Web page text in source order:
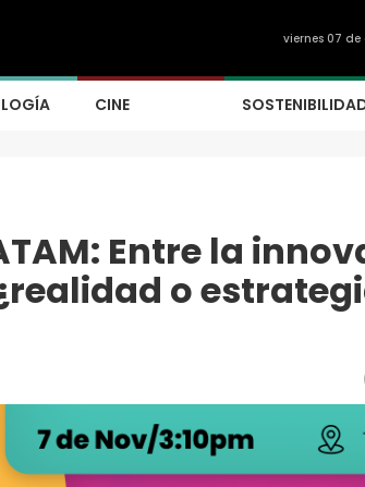
viernes 07
CINE
Entre la
o